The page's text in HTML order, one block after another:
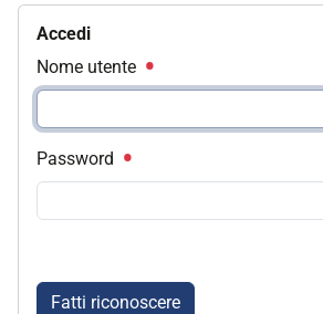
Accedi
Nome utente
Password
Fatti riconoscere